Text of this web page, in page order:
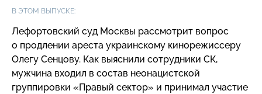
В ЭТОМ ВЫПУСКЕ:
Лефортовский суд Москвы рассмотрит вопрос
о продлении ареста украинскому кинорежиссеру
Олегу Сенцову. Как выяснили сотрудники СК,
мужчина входил в состав неонацистской
группировки «Правый сектор» и принимал участие